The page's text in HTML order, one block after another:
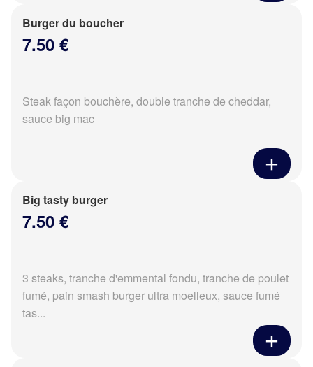
Burger du boucher
7.50 €
Steak façon bouchère, double tranche de cheddar,
sauce big mac
Big tasty burger
7.50 €
3 steaks, tranche d'emmental fondu, tranche de poulet
fumé, pain smash burger ultra moelleux, sauce fumé
tas...